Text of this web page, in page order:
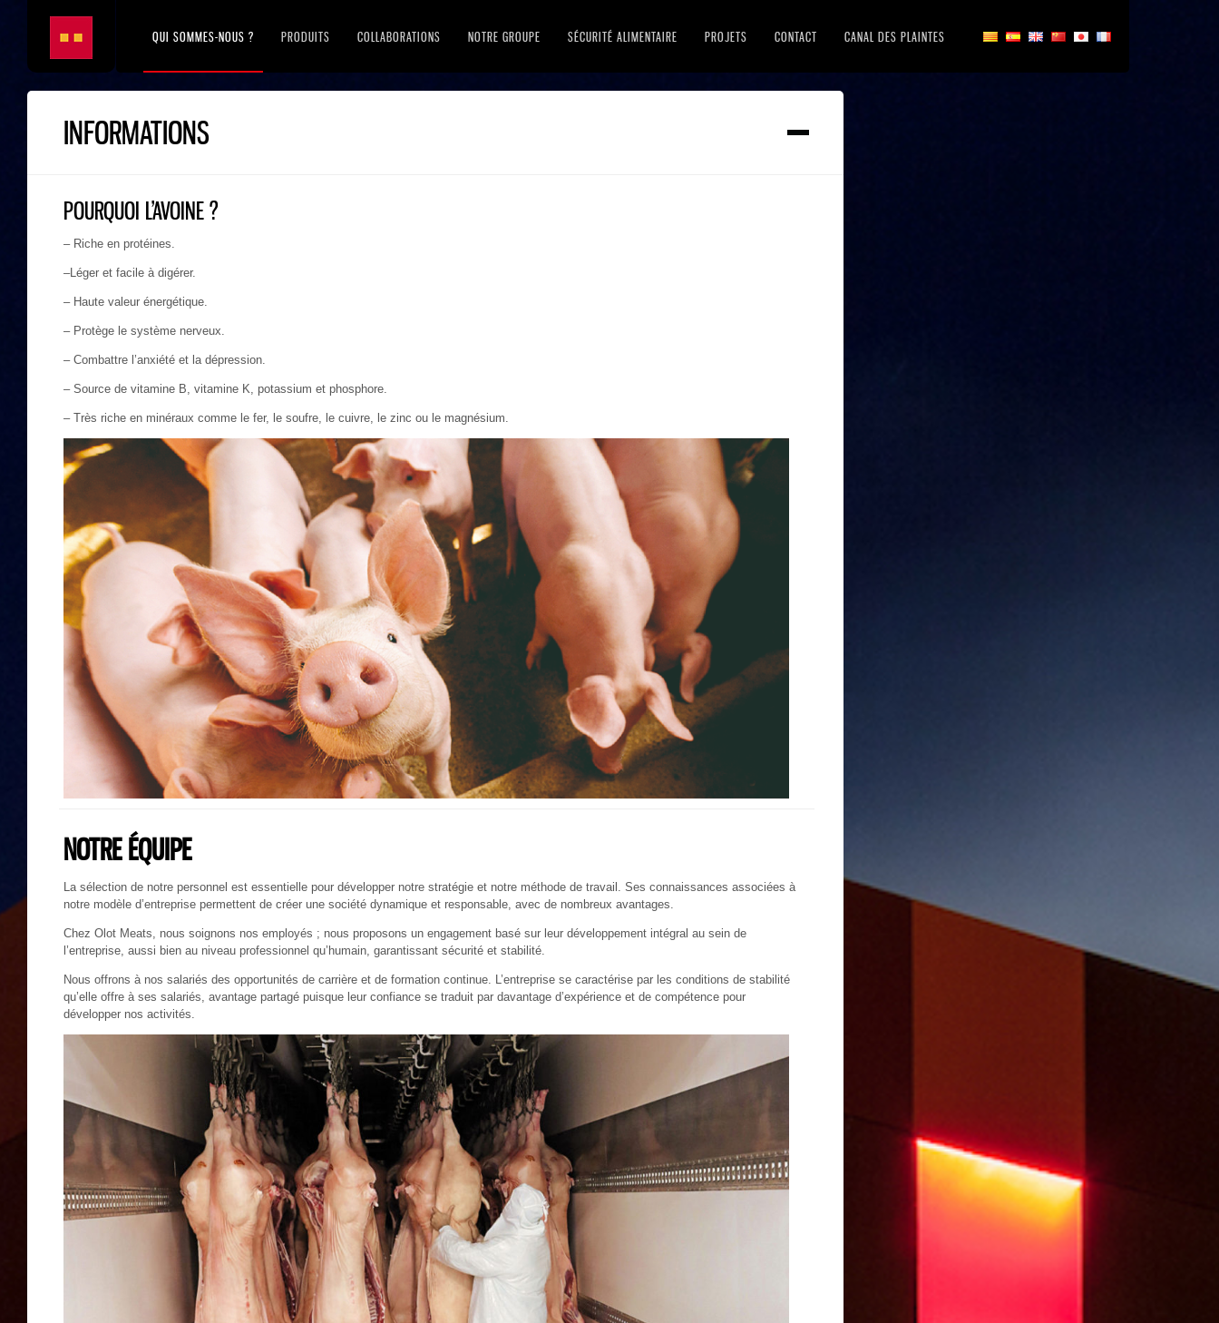
QUI SOMMES-NOUS ? PRODUITS COLLABORATIONS NOTRE GROUPE SÉCURITÉ ALIMENTAIRE PROJETS CONTACT CANAL DES PLAINTES
INFORMATIONS
POURQUOI L’AVOINE ?
– Riche en protéines.
–Léger et facile à digérer.
– Haute valeur énergétique.
– Protège le système nerveux.
– Combattre l’anxiété et la dépression.
– Source de vitamine B, vitamine K, potassium et phosphore.
– Très riche en minéraux comme le fer, le soufre, le cuivre, le zinc ou le magnésium.
NOTRE ÉQUIPE
La sélection de notre personnel est essentielle pour développer notre stratégie et notre méthode de travail. Ses connaissances associées à
notre modèle d’entreprise permettent de créer une société dynamique et responsable, avec de nombreux avantages.
Chez Olot Meats, nous soignons nos employés ; nous proposons un engagement basé sur leur développement intégral au sein de
l’entreprise, aussi bien au niveau professionnel qu’humain, garantissant sécurité et stabilité.
Nous offrons à nos salariés des opportunités de carrière et de formation continue. L’entreprise se caractérise par les conditions de stabilité
qu’elle offre à ses salariés, avantage partagé puisque leur confiance se traduit par davantage d’expérience et de compétence pour
développer nos activités.